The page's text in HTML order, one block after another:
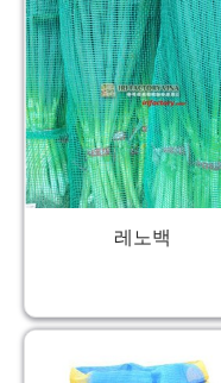
레노백